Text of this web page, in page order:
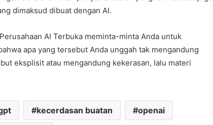
dimaksud dibuat dengan AI.
AI Terbuka meminta-minta Anda untuk
apa yang tersebut Anda unggah tak mengandung
eksplisit atau mengandung kekerasan, lalu materi
kecerdasan buatan openai